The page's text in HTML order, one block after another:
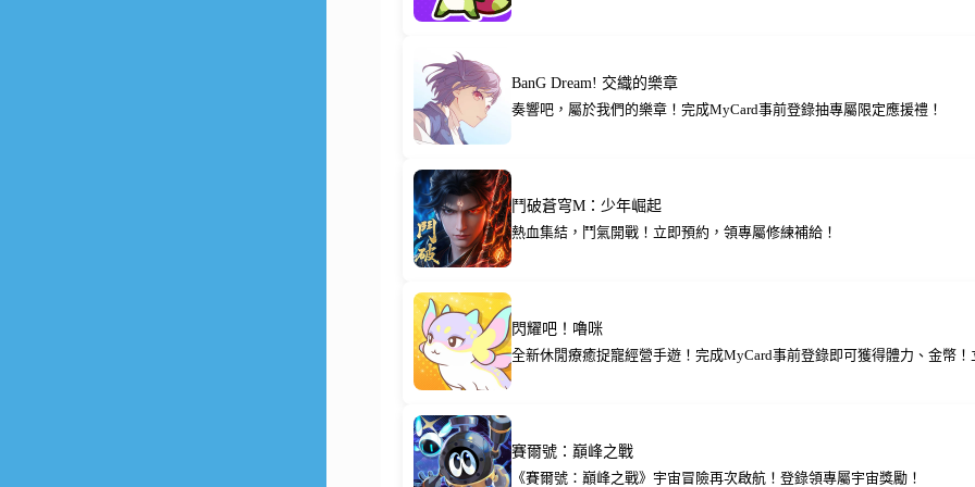
BanG Dream! 交織的樂章
奏響吧，屬於我們的樂章！完成MyCard事前登錄抽專屬限定應援禮！
鬥破蒼穹M：少年崛起
熱血集結，鬥氣開戰！立即預約，領專屬修練補給！
閃耀吧！嚕咪
全新休閒療癒捉寵經營手遊！完成MyCard事前登錄即可獲得體力、金幣！
賽爾號：巔峰之戰
《賽爾號：巔峰之戰》宇宙冒險再次啟航！登錄領專屬宇宙獎勵！